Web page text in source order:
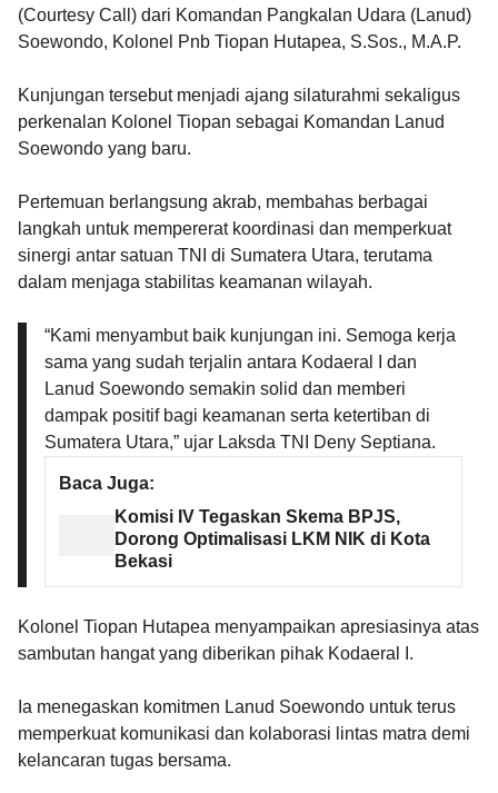
(Courtesy Call) dari Komandan Pangkalan Udara (Lanud)
Soewondo, Kolonel Pnb Tiopan Hutapea, S.Sos., M.A.P.
Kunjungan tersebut menjadi ajang silaturahmi sekaligus
perkenalan Kolonel Tiopan sebagai Komandan Lanud
Soewondo yang baru.
Pertemuan berlangsung akrab, membahas berbagai
langkah untuk mempererat koordinasi dan memperkuat
sinergi antar satuan TNI di Sumatera Utara, terutama
dalam menjaga stabilitas keamanan wilayah.
“Kami menyambut baik kunjungan ini. Semoga kerja
sama yang sudah terjalin antara Kodaeral I dan
Lanud Soewondo semakin solid dan memberi
dampak positif bagi keamanan serta ketertiban di
Sumatera Utara,” ujar Laksda TNI Deny Septiana.
Baca Juga:
Komisi IV Tegaskan Skema BPJS,
Dorong Optimalisasi LKM NIK di Kota
Bekasi
Kolonel Tiopan Hutapea menyampaikan apresiasinya atas
sambutan hangat yang diberikan pihak Kodaeral I.
Ia menegaskan komitmen Lanud Soewondo untuk terus
memperkuat komunikasi dan kolaborasi lintas matra demi
kelancaran tugas bersama.